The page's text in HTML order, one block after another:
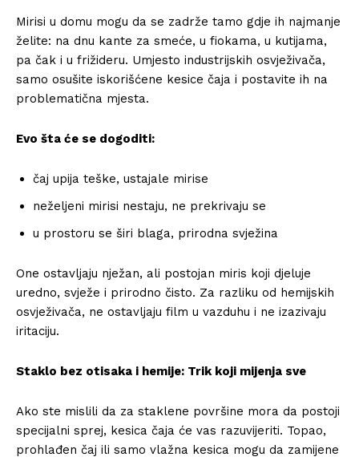
Mirisi u domu mogu da se zadrže tamo gdje ih najmanje
želite: na dnu kante za smeće, u fiokama, u kutijama,
pa čak i u frižideru. Umjesto industrijskih osvježivača,
samo osušite iskorišćene kesice čaja i postavite ih na
problematična mjesta.
Evo šta će se dogoditi:
čaj upija teške, ustajale mirise
neželjeni mirisi nestaju, ne prekrivaju se
u prostoru se širi blaga, prirodna svježina
One ostavljaju nježan, ali postojan miris koji djeluje
uredno, svježe i prirodno čisto. Za razliku od hemijskih
osvježivača, ne ostavljaju film u vazduhu i ne izazivaju
iritaciju.
Staklo bez otisaka i hemije: Trik koji mijenja sve
Ako ste mislili da za staklene površine mora da postoji
specijalni sprej, kesica čaja će vas razuvijeriti. Topao,
prohlađen čaj ili samo vlažna kesica mogu da zamijene